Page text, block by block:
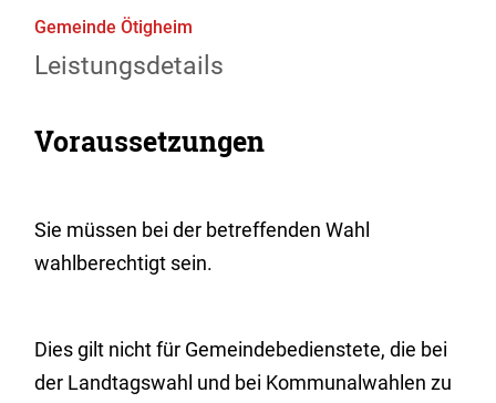
Gemeinde Ötigheim
Leistungsdetails
Voraussetzungen
Sie müssen bei der betreffenden Wahl
wahlberechtigt sein.
Dies gilt nicht für Gemeindebedienstete, die bei
der Landtagswahl und bei Kommunalwahlen zu